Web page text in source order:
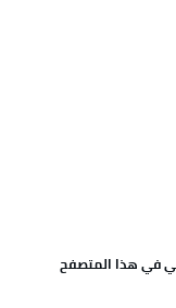
في هذا المتصفح